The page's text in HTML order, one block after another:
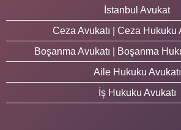
İstanbul Avukat
Ceza Avukatı | Ceza Hukuku
Boşanma Avukatı | Boşanma
Aile Hukuku Avukatı
İş Hukuku Avukatı